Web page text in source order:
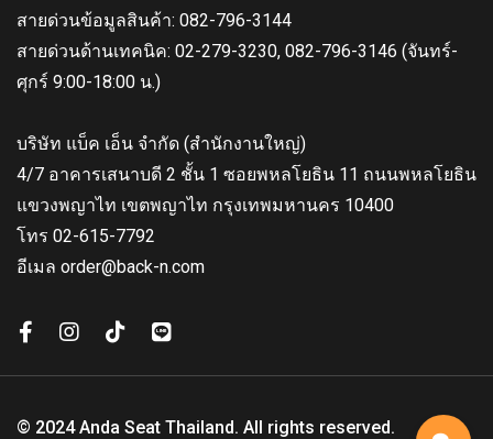
สายด่วนข้อมูลสินค้า: 082-796-3144
สายด่วนด้านเทคนิค: 02-279-3230, 082-796-3146 (จันทร์-
ศุกร์ 9:00-18:00 น.)
บริษัท แบ็ค เอ็น จำกัด (สำนักงานใหญ่)
4/7 อาคารเสนาบดี 2 ชั้น 1 ซอยพหลโยธิน 11 ถนนพหลโยธิน
แขวงพญาไท เขตพญาไท กรุงเทพมหานคร 10400
โทร 02-615-7792
อีเมล order@back-n.com
© 2024 Anda Seat Thailand. All rights reserved.